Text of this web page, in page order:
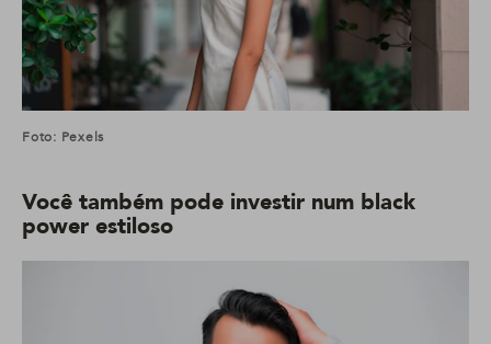
Foto: Pexels
Você também pode investir num black
power estiloso